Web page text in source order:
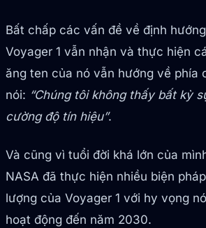
Bất chấp các vấn đề về định
Voyager 1 vẫn nhận và thực hiện
ăng ten của nó vẫn hướng về phía
nói: “Chúng tôi không thấy bất kỳ
cường độ tín hiệu”.
Và cũng vì tuổi đời khá lớn của
NASA đã thực hiện nhiều biện
lượng của Voyager 1 với hy vọng
hoạt động đến năm 2030.